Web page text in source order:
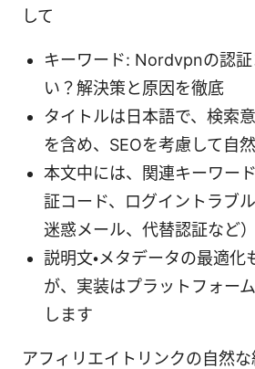
して
キーワード: Nordvpnの認
い？解決策と原因を徹底
タイトルは日本語で、検索
を含め、SEOを考慮して自
本文中には、関連キーワー
証コード、ログイントラブ
迷惑メール、代替認証など
説明文・メタデータの最適化
が、実装はプラットフォー
します
アフィリエイトリンクの自然